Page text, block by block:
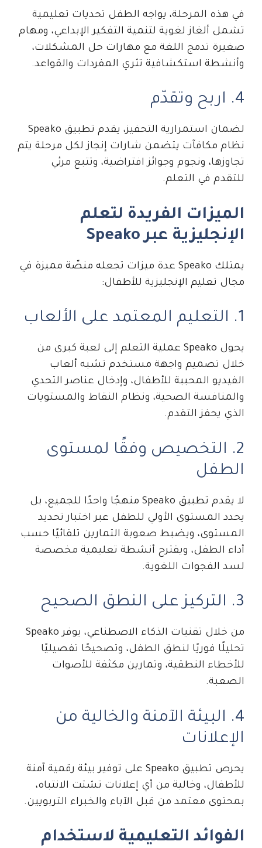
في هذه المرحلة، يواجه الطفل تحديات تعليمية
تشمل ألغاز لغوية لتنمية التفكير الإبداعي، ومهام
صغيرة تدمج اللغة مع مهارات حل المشكلات،
وأنشطة استكشافية تثري المفردات والقواعد.
4. اربح وتقدّم
لضمان استمرارية التحفيز، يقدم تطبيق Speako
نظام مكافآت يتضمن شارات إنجاز لكل مرحلة يتم
تجاوزها، ونجوم وجوائز افتراضية، وتتبع مرئي
للتقدم في التعلم.
الميزات الفريدة لتعلم
الإنجليزية عبر Speako
يمتلك Speako عدة ميزات تجعله منصّة مميزة في
مجال تعليم الإنجليزية للأطفال:
1. التعليم المعتمد على الألعاب
يحول Speako عملية التعلم إلى لعبة كبرى من
خلال تصميم واجهة مستخدم تشبه ألعاب
الفيديو المحببة للأطفال، وإدخال عناصر التحدي
والمنافسة الصحية، ونظام النقاط والمستويات
الذي يحفز التقدم.
2. التخصيص وفقًا لمستوى
الطفل
لا يقدم تطبيق Speako منهجًا واحدًا للجميع، بل
يحدد المستوى الأولي للطفل عبر اختبار تحديد
المستوى، ويضبط صعوبة التمارين تلقائيًا حسب
أداء الطفل، ويقترح أنشطة تعليمية مخصصة
لسد الفجوات اللغوية.
3. التركيز على النطق الصحيح
من خلال تقنيات الذكاء الاصطناعي، يوفر Speako
تحليلًا فوريًا لنطق الطفل، وتصحيحًا تفصيليًا
للأخطاء النطقية، وتمارين مكثفة للأصوات
الصعبة.
4. البيئة الآمنة والخالية من
الإعلانات
يحرص تطبيق Speako على توفير بيئة رقمية آمنة
للأطفال، وخالية من أي إعلانات تشتت الانتباه،
بمحتوى معتمد من قبل الآباء والخبراء التربويين.
الفوائد التعليمية لاستخدام